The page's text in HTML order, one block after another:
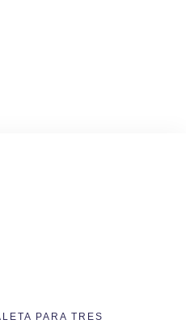
PARA TRES